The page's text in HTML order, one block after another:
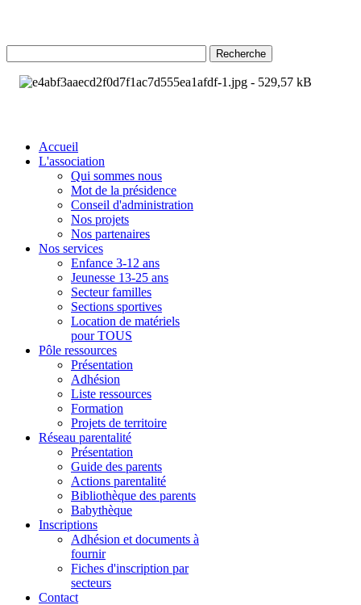
Recherche
Accueil
L'association
Qui sommes nous
Mot de la présidence
Conseil d'administration
Nos projets
Nos partenaires
Nos services
Enfance 3-12 ans
Jeunesse 13-25 ans
Secteur familles
Sections sportives
Location de matériels
pour TOUS
Pôle ressources
Présentation
Adhésion
Liste ressources
Formation
Projets de territoire
Réseau parentalité
Présentation
Guide des parents
Actions parentalité
Bibliothèque des parents
Babythèque
Inscriptions
Adhésion et documents à
fournir
Fiches d'inscription par
secteurs
Contact